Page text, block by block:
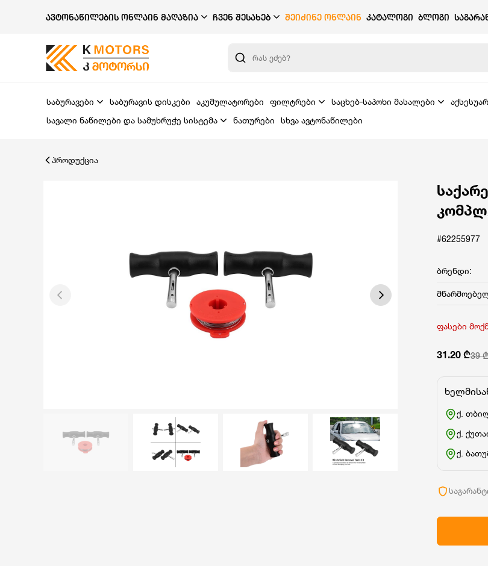
ᲐᲕᲢᲝᲜᲐᲬᲘᲚᲔᲑᲘᲡ ᲝᲜᲚᲐᲘᲜ ᲛᲐᲦᲐᲖᲘᲐ ᲩᲕᲔᲜ ᲨᲔᲡᲐᲮᲔᲑ ᲨᲔᲘᲫᲘᲜᲔ ᲝᲜᲚᲐᲘᲜ ᲙᲐᲢᲐᲚᲝᲒᲘ ᲑᲚᲝᲒᲘ
საბურავები საბურავის დისკები აკუმულატორები ფილტრები საცხებ-საპოხი მასალები
სავალი ნაწილები და სამუხრუჭე სისტემა
ნათურები სხვა ავტონაწილები
პროდუქცია
#62255977
ბრენდი:
ფასები
31.20 ₾39 ₾
ქ.
ქ.
ქ.